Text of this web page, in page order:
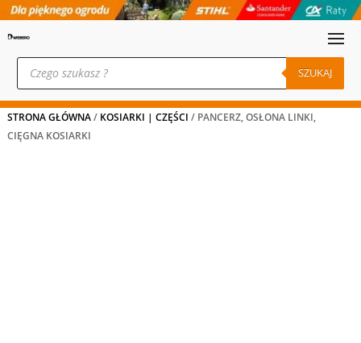
Wyszukiwarka
produktów SZUKAJ
STRONA GŁÓWNA/ KOSIARKI | CZĘŚCI / PANCERZ, OSŁONA LINKI,
CIĘGNA KOSIARKI